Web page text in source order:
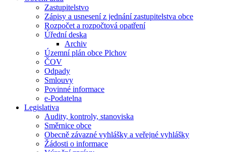
Zastupitelstvo
Zápisy a usnesení z jednání zastupitelstva obce
Rozpočet a rozpočtová opatření
Úřední deska
Archiv
Územní plán obce Plchov
ČOV
Odpady
Smlouvy
Povinné informace
e-Podatelna
Legislativa
Audity, kontroly, stanoviska
Směrnice obce
Obecně závazné vyhlášky a veřejné vyhlášky
Žádosti o informace